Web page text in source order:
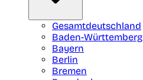
Gesamtdeutschland
Baden-Württemberg
Bayern
Berlin
Bremen